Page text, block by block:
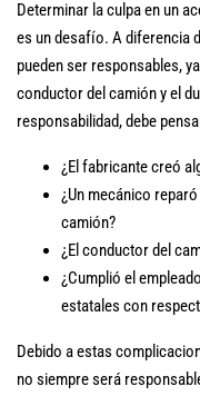
Determinar la culpa en un
es un desafío. A diferencia
pueden ser responsables,
conductor del camión y el
responsabilidad, debe
¿El fabricante creó
¿Un mecánico
camión?
¿El conductor del
¿Cumplió el
estatales con
Debido a estas
no siempre será